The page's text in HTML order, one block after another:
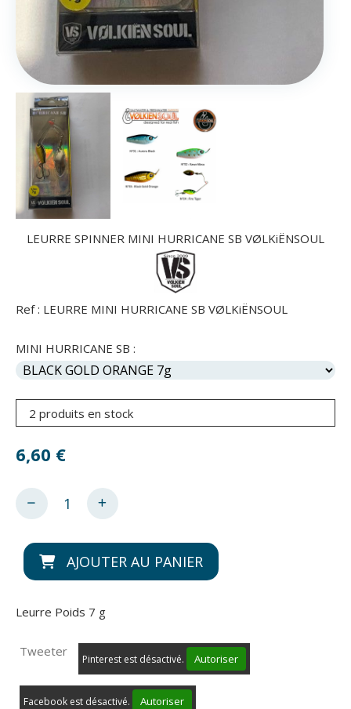
LEURRE SPINNER MINI HURRICANE SB VØLKiËNSOUL
Ref : LEURRE MINI HURRICANE SB VØLKiËNSOUL
MINI HURRICANE SB :
2 produits en stock
6,60 €
AJOUTER AU PANIER
Leurre Poids 7 g
Tweeter
Pinterest est désactivé. Autoriser
Facebook est désactivé. Autoriser